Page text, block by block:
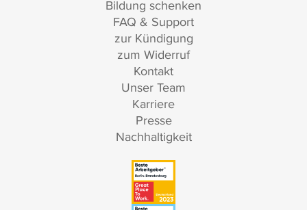
Bildung schenken
FAQ & Support
zur Kündigung
zum Widerruf
Kontakt
Unser Team
Karriere
Presse
Nachhaltigkeit